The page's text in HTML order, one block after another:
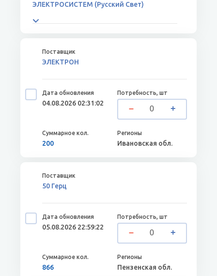
ЭЛЕКТРОСИСТЕМ (Русский Свет)
ЭЛЕКТРОН
04.08.2026 02:31:02
200 Ивановская обл.
50 Герц
05.08.2026 22:59:22
866 Пензенская обл.